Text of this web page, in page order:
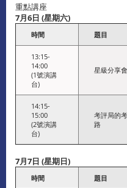
重點講座
7月6日 (星期六)
時間 題目
13:15-
14:00
(1號演講
台)
星級分享
14:15-
15:00
(2號演講
台)
考評局的
路
7月7日 (星期日)
時間 題目